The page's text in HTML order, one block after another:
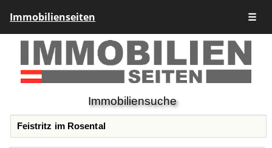
Immobilienseiten ☰
Immobiliensuche